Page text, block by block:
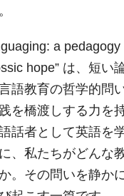
a pedagogy
hope” は、短い
語教育の哲学的問
を橋渡しする力を
話者として英語を
、私たちがどんな
。その問いを静か